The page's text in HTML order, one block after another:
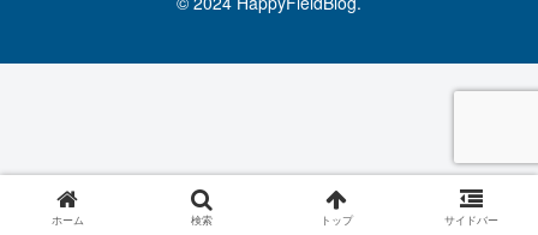
ホーム 検索 トップ サイドバー